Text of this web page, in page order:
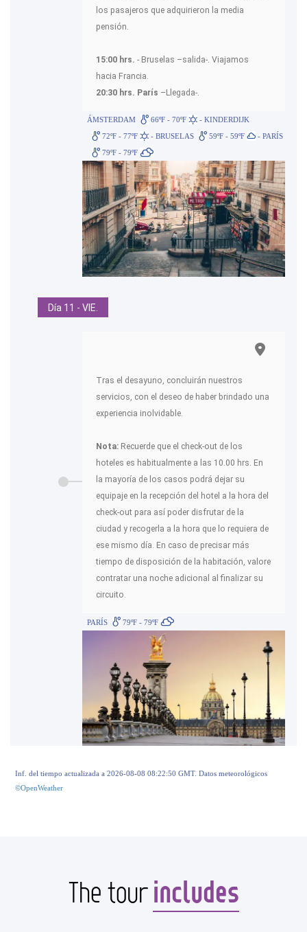
los pasajeros que adquirieron la media
pensión.
15:00 hrs. - Bruselas –salida-. Viajamos
hacia Francia.
20:30 hrs. París –Llegada-.
ÁMSTERDAM 66ºF - 70ºF
- KINDERDIJK
72ºF - 77ºF
- BRUSELAS 59ºF - 59ºF
- PARÍS
79ºF - 79ºF
Día 11 - VIE.
Tras el desayuno, concluirán nuestros
servicios, con el deseo de haber brindado una
experiencia inolvidable.
Nota: Recuerde que el check-out de los
hoteles es habitualmente a las 10.00 hrs. En
la mayoría de los casos podrá dejar su
equipaje en la recepción del hotel a la hora del
check-out para así poder disfrutar de la
ciudad y recogerla a la hora que lo requiera de
ese mismo día. En caso de precisar más
tiempo de disposición de la habitación, valore
contratar una noche adicional al finalizar su
circuito.
PARÍS 79ºF - 79ºF
Inf. del tiempo actualizada a 2026-08-08 08:22:50 GMT. Datos meteorológicos
©OpenWeather
The tourincludes